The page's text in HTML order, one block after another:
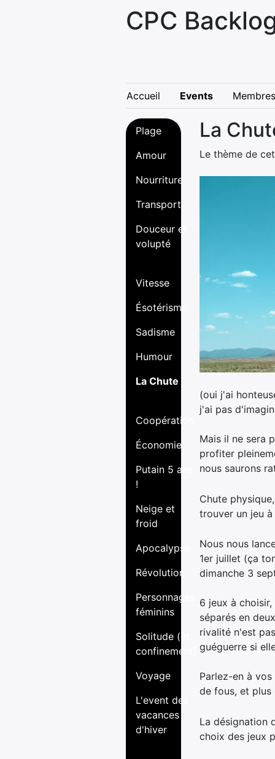
CPC
Accueil Events Membres
Plage
Amour
Nourriture
Transport
Douceur et
volupté
Vitesse
Ésotérisme
Sadisme
Humour
La Chute
Coopération
Économie
Putain 5 ans
!
Neige et
froid
Apocalypse
Révolution
Personnages
féminins
Solitude (et
confinement)
Voyage
L'event des
vacances
d'hiver
La
Le thème de
(oui j'ai
j'ai pas
Mais il ne sera
profiter
nous saurons
Chute
trouver un jeu
Nous nous
1er juillet (ça
dimanche 3
6 jeux à
séparés en
rivalité n'est
guéguerre si
Parlez-en à
de fous, et
La désignation
choix des jeux